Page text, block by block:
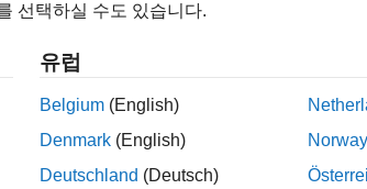
우코드 인터페이스를 제공합니다.
곡선 피팅기 앱을 사용하면 다음 작업을 수행할
선형 또는 비선형 회귀, 보간, 평활화 및 사용
선택하실 수도 있습니다.
유럽
Belgium (English)
Denmark (English)
Deutschland (Deutsch)
Norway